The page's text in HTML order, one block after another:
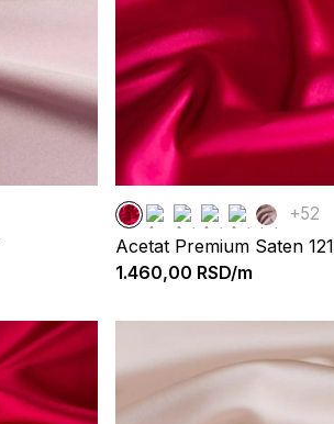
+52
Acetat Premium Saten 121
1.460,00 RSD/m